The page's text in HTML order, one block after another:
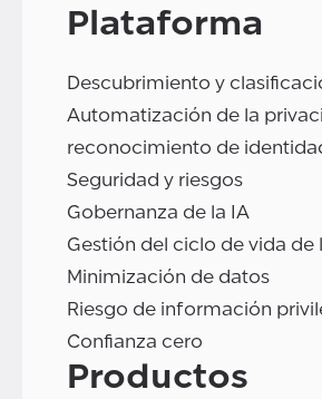
Plataforma
Descubrimiento y
Automatización de la
reconocimiento de
Seguridad y riesgos
Gobernanza de la IA
Gestión del ciclo de vida de
Minimización de datos
Riesgo de información
Confianza cero
Productos